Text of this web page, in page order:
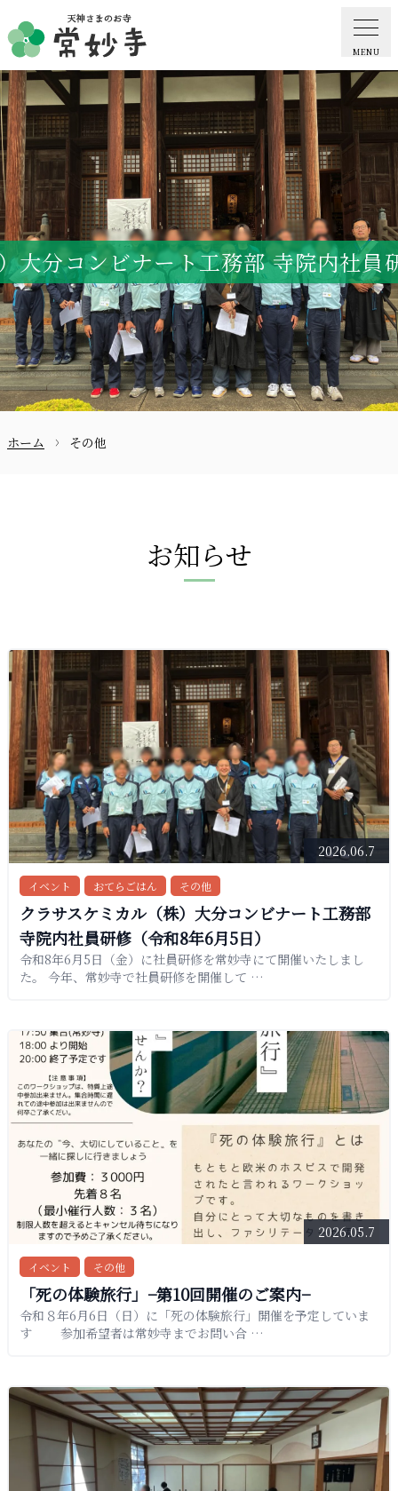
MENU
ホーム
常妙寺紹介
納骨堂・お墓
葬儀・供養・祈祷
ギャラリー
お知らせ
お問合せ
097-521-
大分コンビナート工務部 寺院内社員
ホーム その他
お知らせ
2026.06.7
イベント おてらごはん その他
クラサスケミカル（株）大分コンビナート工務部
寺院内社員研修（令和8年6月5日）
令和8年6月5日（金）に社員研修を常妙寺にて開催いたしまし
た。 今年、常妙寺で社員研修を開催して …
2026.05.7
イベント その他
「死の体験旅行」−第10回開催のご案内−
令和８年6月6日（日）に「死の体験旅行」開催を予定していま
す 参加希望者は常妙寺までお問い合 …